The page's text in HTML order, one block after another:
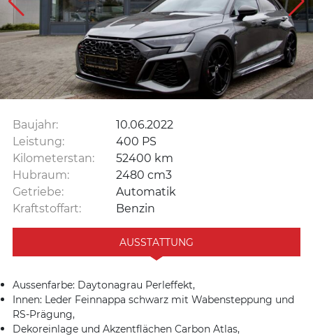
Baujahr:
10.06.2022
Leistung:
400 PS
Kilometerstan:
52400 km
Hubraum:
2480 cm3
Getriebe:
Automatik
Kraftstoffart:
Benzin
AUSSTATTUNG
Aussenfarbe: Daytonagrau Perleffekt,
Innen: Leder Feinnappa schwarz mit Wabensteppung und
RS-Prägung,
Dekoreinlage und Akzentflächen Carbon Atlas,